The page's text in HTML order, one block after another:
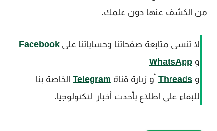
من الكشف عنها دون علمك.
لا تنسى متابعة صفحاتنا وحساباتنا على Facebook
و WhatsApp
و Threads أو زيارة قناة Telegram الخاصة بنا
للبقاء على اطلاع بأحدث أخبار التكنولوجيا.